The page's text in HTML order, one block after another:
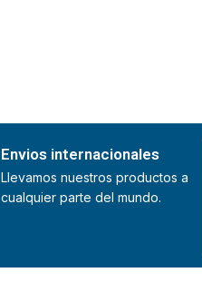
Envios internacionales
Llevamos nuestros productos a
cualquier parte del mundo.